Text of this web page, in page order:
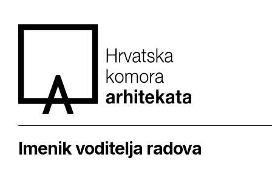
Imenik voditelja radova